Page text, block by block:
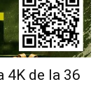
4K de la 36